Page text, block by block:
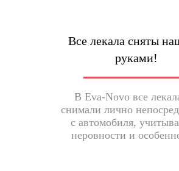
Все лекала сняты
руками!
В Eva-Novo все
снимали лично
с автомобиля,
неровности и